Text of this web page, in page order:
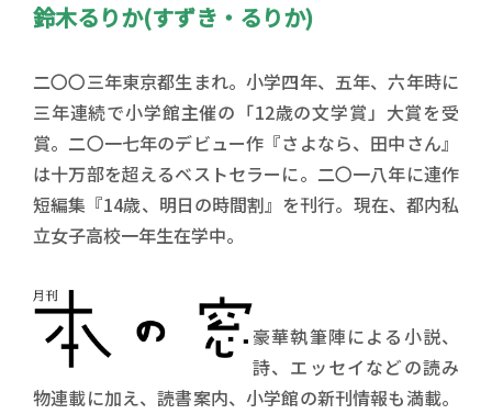
鈴木るりか(すずき・るりか)
二〇〇三年東京都生まれ。小学四年、五年、六年時に
三年連続で小学館主催の「12歳の文学賞」大賞を受
賞。二〇一七年のデビュー作『さよなら、田中さん』
は十万部を超えるベストセラーに。二〇一八年に連作
短編集『14歳、明日の時間割』を刊行。現在、都内私
立女子高校一年生在学中。
豪華執筆陣による小説、
詩、エッセイなどの読み
物連載に加え、読書案内、小学館の新刊情報も満載。